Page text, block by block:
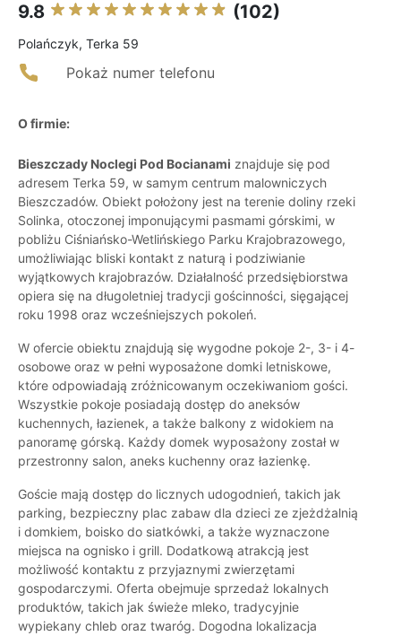
9.8 (102)
Polańczyk, Terka 59
Pokaż numer telefonu
O firmie:
Bieszczady Noclegi Pod Bocianami znajduje się pod
adresem Terka 59, w samym centrum malowniczych
Bieszczadów. Obiekt położony jest na terenie doliny rzeki
Solinka, otoczonej imponującymi pasmami górskimi, w
pobliżu Ciśniańsko-Wetlińskiego Parku Krajobrazowego,
umożliwiając bliski kontakt z naturą i podziwianie
wyjątkowych krajobrazów. Działalność przedsiębiorstwa
opiera się na długoletniej tradycji gościnności, sięgającej
roku 1998 oraz wcześniejszych pokoleń.
W ofercie obiektu znajdują się wygodne pokoje 2-, 3- i 4-
osobowe oraz w pełni wyposażone domki letniskowe,
które odpowiadają zróżnicowanym oczekiwaniom gości.
Wszystkie pokoje posiadają dostęp do aneksów
kuchennych, łazienek, a także balkony z widokiem na
panoramę górską. Każdy domek wyposażony został w
przestronny salon, aneks kuchenny oraz łazienkę.
Goście mają dostęp do licznych udogodnień, takich jak
parking, bezpieczny plac zabaw dla dzieci ze zjeżdżalnią
i domkiem, boisko do siatkówki, a także wyznaczone
miejsca na ognisko i grill. Dodatkową atrakcją jest
możliwość kontaktu z przyjaznymi zwierzętami
gospodarczymi. Oferta obejmuje sprzedaż lokalnych
produktów, takich jak świeże mleko, tradycyjnie
wypiekany chleb oraz twaróg. Dogodna lokalizacja